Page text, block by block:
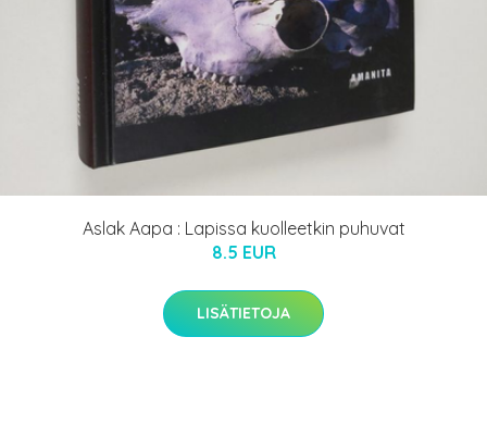
Aslak Aapa : Lapissa kuolleetkin puhuvat
8.5 EUR
LISÄTIETOJA